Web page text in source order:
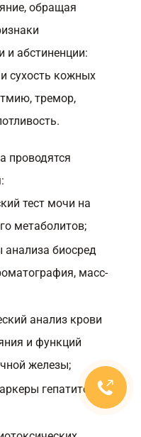
обращая
и абстиненции:
сухость кожных
тремор,
проводятся
тест мочи на
метаболитов;
биосред
масс-
анализ крови
и функций
железы;
гепатитов,